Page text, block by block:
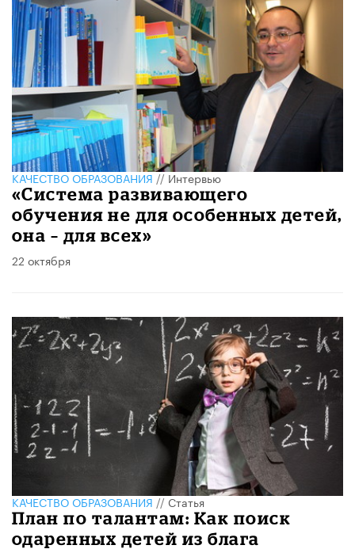
КАЧЕСТВО ОБРАЗОВАНИЯ//Интервью
«Система развивающего
обучения не для особенных детей,
она – для всех»
22 октября
КАЧЕСТВО ОБРАЗОВАНИЯ//Статья
План по талантам: Как поиск
одаренных детей из блага